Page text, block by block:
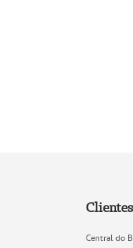
Clientes
Central do